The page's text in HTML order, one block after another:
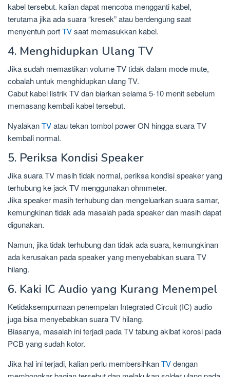
kabel tersebut. kalian dapat mencoba mengganti kabel,
terutama jika ada suara “kresek” atau berdengung saat
menyentuh portTVsaat memasukkan kabel.
4. Menghidupkan Ulang TV
Jika sudah memastikan volume TV tidak dalam mode mute,
cobalah untuk menghidupkan ulang TV.
Cabut kabel listrik TV dan biarkan selama 5-10 menit sebelum
memasang kembali kabel tersebut.
NyalakanTVatau tekan tombol power ON hingga suara TV
kembali normal.
5. Periksa Kondisi Speaker
Jika suara TV masih tidak normal, periksa kondisi speaker yang
terhubung ke jack TV menggunakan ohmmeter.
Jika speaker masih terhubung dan mengeluarkan suara samar,
kemungkinan tidak ada masalah pada speaker dan masih dapat
digunakan.
Namun, jika tidak terhubung dan tidak ada suara, kemungkinan
ada kerusakan pada speaker yang menyebabkan suara TV
hilang.
6. Kaki IC Audio yang Kurang Menempel
Ketidaksempurnaan penempelan Integrated Circuit (IC) audio
juga bisa menyebabkan suara TV hilang.
Biasanya, masalah ini terjadi pada TV tabung akibat korosi pada
PCB yang sudah kotor.
Jika hal ini terjadi, kalian perlu membersihkanTVdengan